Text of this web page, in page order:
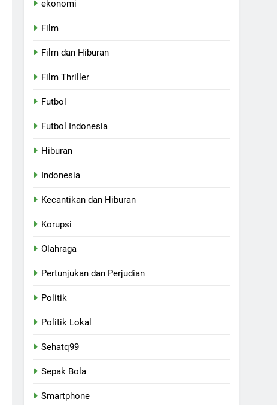
ekonomi
Film
Film dan Hiburan
Film Thriller
Futbol
Futbol Indonesia
Hiburan
Indonesia
Kecantikan dan Hiburan
Korupsi
Olahraga
Pertunjukan dan Perjudian
Politik
Politik Lokal
Sehatq99
Sepak Bola
Smartphone